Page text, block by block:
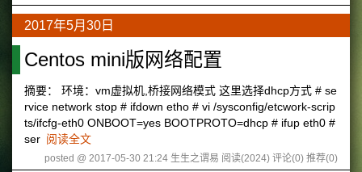
2017年5月30日
Centos mini版网络配置
摘要： 环境：vm虚拟机,桥接网络模式 这里选择dhcp方式 # se
rvice network stop # ifdown etho # vi /sysconfig/etcwork-scrip
ts/ifcfg-eth0 ONBOOT=yes BOOTPROTO=dhcp # ifup eth0 #
ser 阅读全文
posted @ 2017-05-30 21:24 生生之谓易 阅读(2024) 评论(0) 推荐(0)